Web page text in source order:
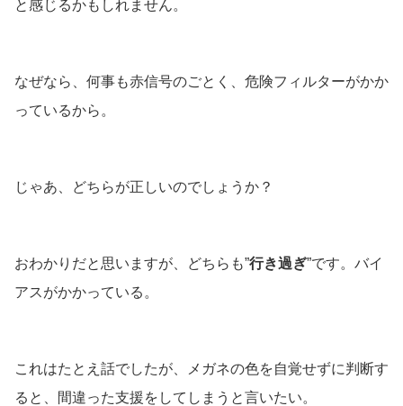
と感じるかもしれません。
なぜなら、何事も赤信号のごとく、危険フィルターがかか
っているから。
じゃあ、どちらが正しいのでしょうか？
おわかりだと思いますが、どちらも”行き過ぎ”です。バイ
アスがかかっている。
これはたとえ話でしたが、メガネの色を自覚せずに判断す
ると、間違った支援をしてしまうと言いたい。